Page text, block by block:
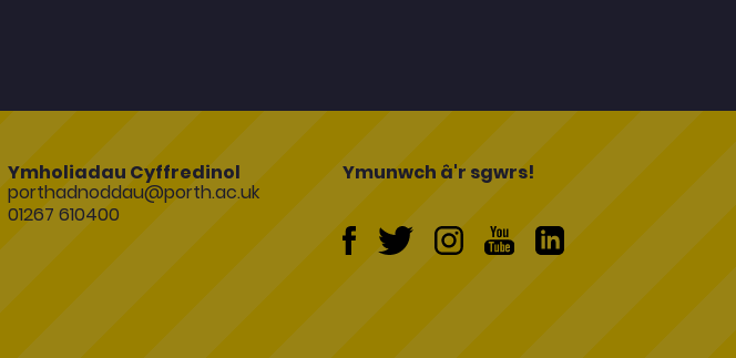
Ymholiadau Cyffredinol
porthadnoddau@porth.ac.uk
01267 610400
Ymunwch â'r sgwrs!